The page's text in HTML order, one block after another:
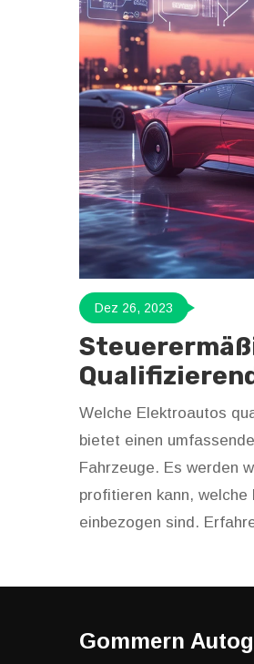
Dez 26, 2023
Welche Elektroautos
bietet einen
Fahrzeuge. Es werden
profitieren kann,
einbezogen sind.
Gommern